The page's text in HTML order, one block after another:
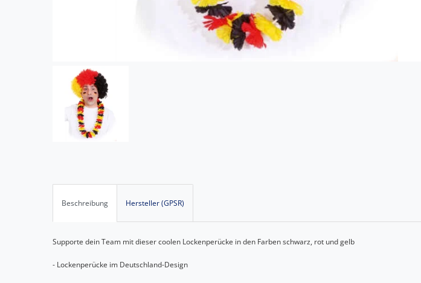
Beschreibung Hersteller (GPSR)
Supporte dein Team mit dieser coolen Lockenperücke in den Farben schwarz, rot und gelb
- Lockenperücke im Deutschland-Design